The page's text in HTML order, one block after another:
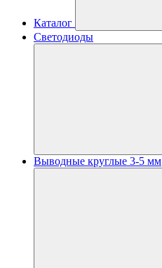
Каталог
Светодиоды
Выводные круглые 3-5 мм